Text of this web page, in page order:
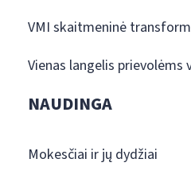
VMI skaitmeninė
Vienas langelis
NAUDINGA
Mokesčiai ir jų dydžiai